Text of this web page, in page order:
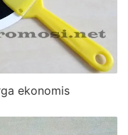
ekonomis